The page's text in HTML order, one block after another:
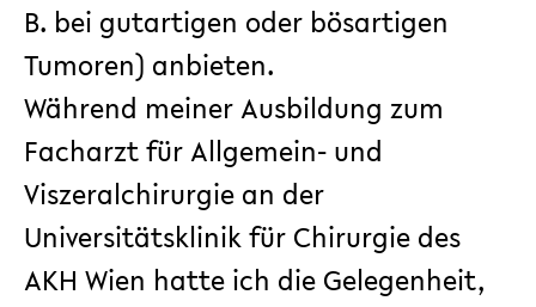
B. bei gutartigen oder bösartigen
Tumoren) anbieten.
Während meiner Ausbildung zum
Facharzt für Allgemein- und
Viszeralchirurgie an der
Universitätsklinik für Chirurgie des
AKH Wien hatte ich die Gelegenheit,